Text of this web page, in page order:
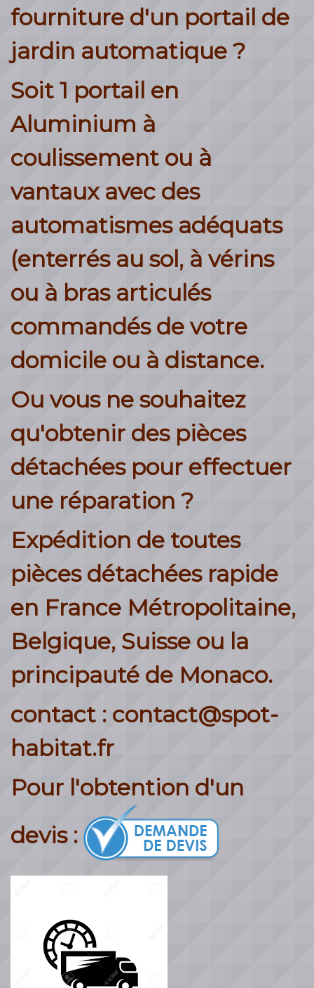
fourniture d'un portail de
jardin automatique ?
Soit 1 portail en
Aluminium à
coulissement ou à
vantaux avec des
automatismes adéquats
(enterrés au sol, à vérins
ou à bras articulés
commandés de votre
domicile ou à distance.
Ou vous ne souhaitez
qu'obtenir des pièces
détachées pour effectuer
une réparation ?
Expédition de toutes
pièces détachées rapide
en France Métropolitaine,
Belgique, Suisse ou la
principauté de Monaco.
contact : contact@spot-
habitat.fr
Pour l'obtention d'un
devis :